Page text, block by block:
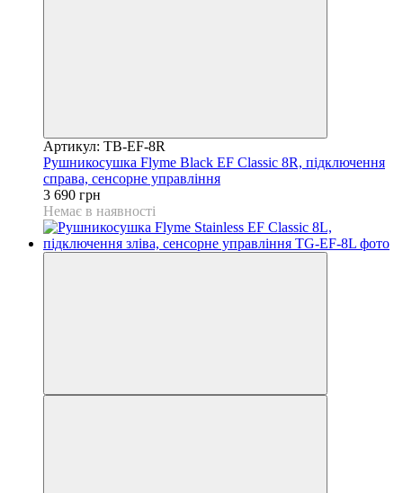
Артикул: TB-EF-8R
Рушникосушка Flyme Black EF Classic 8R, підключення
справа, сенсорне управління
3 690 грн
Немає в наявності